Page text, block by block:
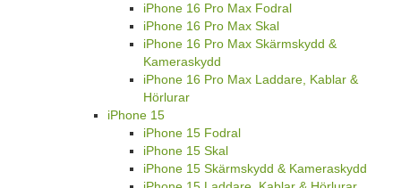
iPhone 16 Pro Max Fodral
iPhone 16 Pro Max Skal
iPhone 16 Pro Max Skärmskydd &
Kameraskydd
iPhone 16 Pro Max Laddare, Kablar &
Hörlurar
iPhone 15
iPhone 15 Fodral
iPhone 15 Skal
iPhone 15 Skärmskydd & Kameraskydd